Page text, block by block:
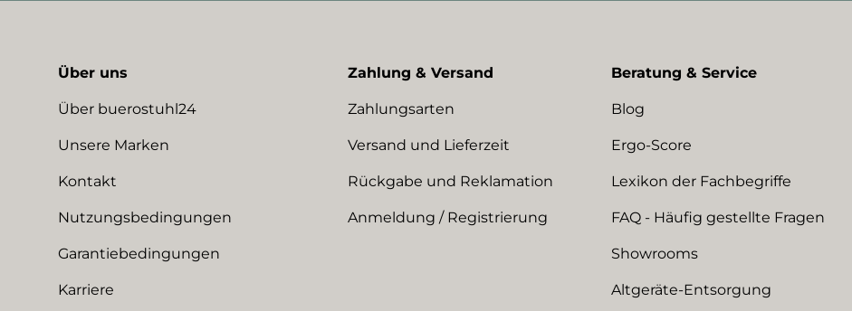
Über uns
Über buerostuhl24
Unsere Marken
Kontakt
Nutzungsbedingungen
Garantiebedingungen
Karriere
Zahlung & Versand
Zahlungsarten
Versand und Lieferzeit
Rückgabe und Reklamation
Anmeldung / Registrierung
Beratung & Service
Blog
Ergo-Score
Lexikon der Fachbegriffe
FAQ - Häufig gestellte Fragen
Showrooms
Altgeräte-Entsorgung